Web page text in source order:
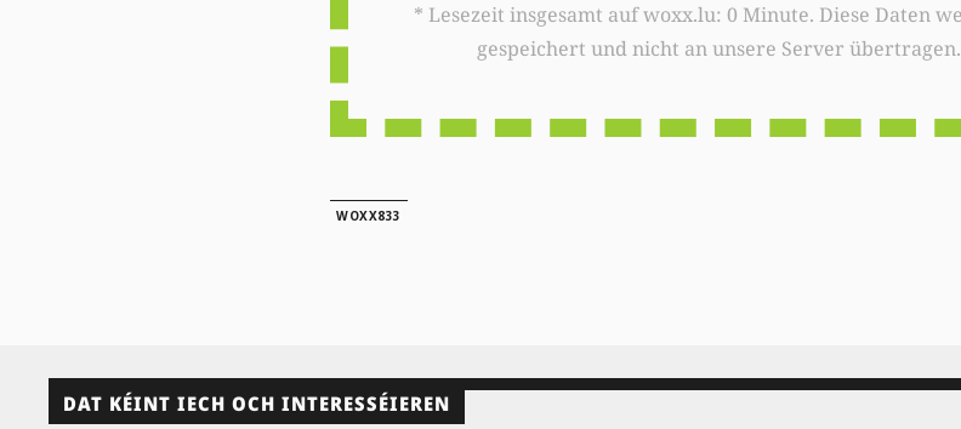
* Lesezeit insgesamt auf woxx.lu: 0 Minute. Diese Daten werden nur in Ihrem Browser
gespeichert und nicht an unsere Server übertragen.
WOXX833
DAT KÉINT IECH OCH INTERESSÉIEREN